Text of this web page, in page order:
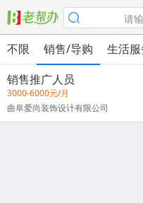
请
不限 销售/导购 生活
校园
教育法律
销售推广人员
3000-6000元/月
曲阜爱尚装饰设计有限公司